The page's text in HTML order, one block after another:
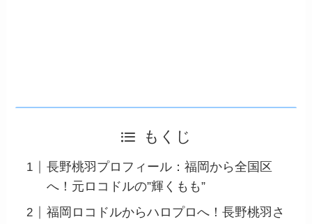
もくじ
長野桃羽プロフィール：福岡から全国区
へ！元ロコドルの”輝くもも”
福岡ロコドルからハロプロへ！長野桃羽さ